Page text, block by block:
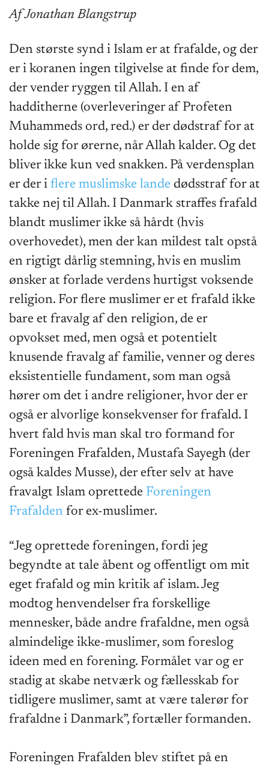
Af Jonathan Blangstrup
Den største synd i Islam er at frafalde, og der
er i koranen ingen tilgivelse at finde for dem,
der vender ryggen til Allah. I en af
hadditherne (overleveringer af Profeten
Muhammeds ord, red.) er der dødstraf for at
holde sig for ørerne, når Allah kalder. Og det
bliver ikke kun ved snakken. På verdensplan
er der i flere muslimske lande dødsstraf for at
takke nej til Allah. I Danmark straffes frafald
blandt muslimer ikke så hårdt (hvis
overhovedet), men der kan mildest talt opstå
en rigtigt dårlig stemning, hvis en muslim
ønsker at forlade verdens hurtigst voksende
religion. For flere muslimer er et frafald ikke
bare et fravalg af den religion, de er
opvokset med, men også et potentielt
knusende fravalg af familie, venner og deres
eksistentielle fundament, som man også
hører om det i andre religioner, hvor der er
også er alvorlige konsekvenser for frafald. I
hvert fald hvis man skal tro formand for
Foreningen Frafalden, Mustafa Sayegh (der
også kaldes Musse), der efter selv at have
fravalgt Islam oprettede Foreningen
Frafalden for ex-muslimer.
“Jeg oprettede foreningen, fordi jeg
begyndte at tale åbent og offentligt om mit
eget frafald og min kritik af islam. Jeg
modtog henvendelser fra forskellige
mennesker, både andre frafaldne, men også
almindelige ikke-muslimer, som foreslog
ideen med en forening. Formålet var og er
stadig at skabe netværk og fællesskab for
tidligere muslimer, samt at være talerør for
frafaldne i Danmark”, fortæller formanden.
Foreningen Frafalden blev stiftet på en